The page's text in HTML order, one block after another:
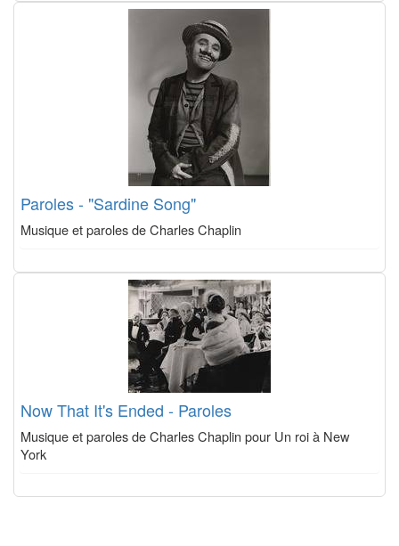
Paroles - "Sardine Song"
Musique et paroles de Charles Chaplin
Now That It's Ended - Paroles
Musique et paroles de Charles Chaplin pour Un roi à New
York